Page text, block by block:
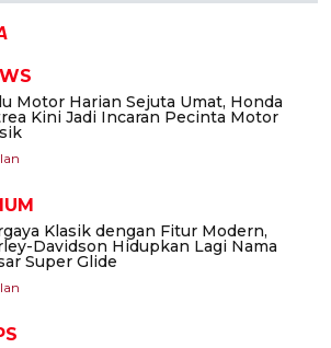
Motor Harian Sejuta Umat, Honda
Kini Jadi Incaran Pecinta Motor
Klasik dengan Fitur Modern,
Davidson Hidupkan Lagi Nama
Super Glide